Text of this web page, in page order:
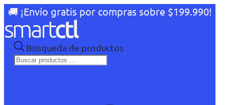
🚚 ¡Envío gratis por compras sobre $199.990!
Búsqueda de productos